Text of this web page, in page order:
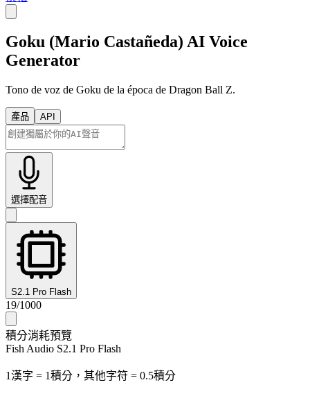
Goku (Mario Castañeda) AI Voice
Generator
Tono de voz de Goku de la época de Dragon Ball Z.
產品 API
選擇配音
S2.1 Pro Flash
19/1000
積分消耗預覽
Fish Audio S2.1 Pro Flash
1漢字 = 1積分，其他字符 = 0.5積分